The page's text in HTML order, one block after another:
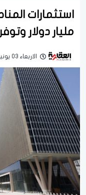
مليار دولار وتوفر 253 ألف فرصة عمل
الاربعاء 03 يونية 2026 | 02:57 صباحاً